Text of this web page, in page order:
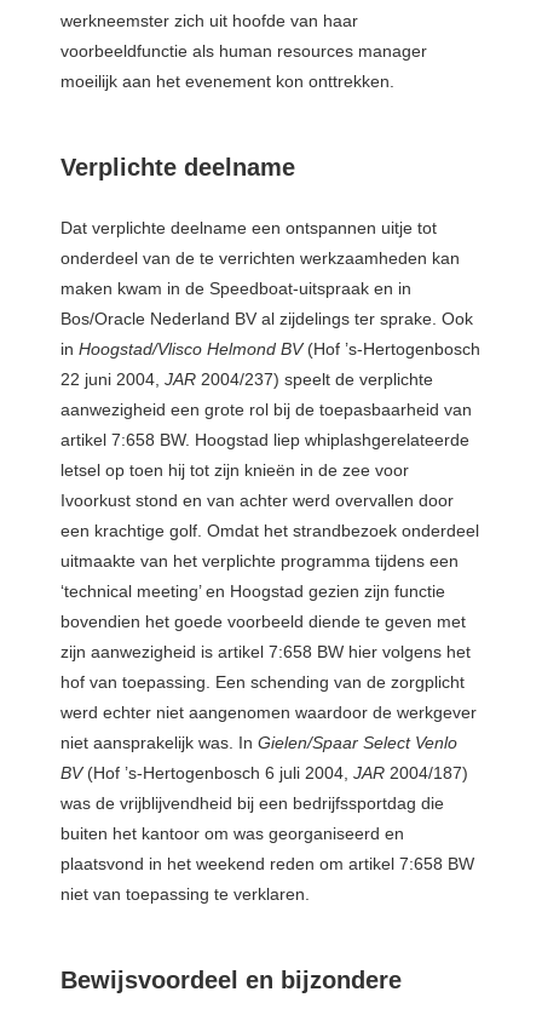
werkneemster zich uit hoofde van haar
voorbeeldfunctie als human resources manager
moeilijk aan het evenement kon onttrekken.
Verplichte deelname
Dat verplichte deelname een ontspannen uitje tot
onderdeel van de te verrichten werkzaamheden kan
maken kwam in de Speedboat-uitspraak en in
Bos/Oracle Nederland BV al zijdelings ter sprake. Ook
in Hoogstad/Vlisco Helmond BV(Hof ’s-Hertogenbosch
22 juni 2004, JAR 2004/237) speelt de verplichte
aanwezigheid een grote rol bij de toepasbaarheid van
artikel 7:658 BW. Hoogstad liep whiplashgerelateerde
letsel op toen hij tot zijn knieën in de zee voor
Ivoorkust stond en van achter werd overvallen door
een krachtige golf. Omdat het strandbezoek onderdeel
uitmaakte van het verplichte programma tijdens een
‘technical meeting’ en Hoogstad gezien zijn functie
bovendien het goede voorbeeld diende te geven met
zijn aanwezigheid is artikel 7:658 BW hier volgens het
hof van toepassing. Een schending van de zorgplicht
werd echter niet aangenomen waardoor de werkgever
niet aansprakelijk was. In Gielen/Spaar Select Venlo
BV(Hof ’s-Hertogenbosch 6 juli 2004, JAR 2004/187)
was de vrijblijvendheid bij een bedrijfssportdag die
buiten het kantoor om was georganiseerd en
plaatsvond in het weekend reden om artikel 7:658 BW
niet van toepassing te verklaren.
Bewijsvoordeel en bijzondere